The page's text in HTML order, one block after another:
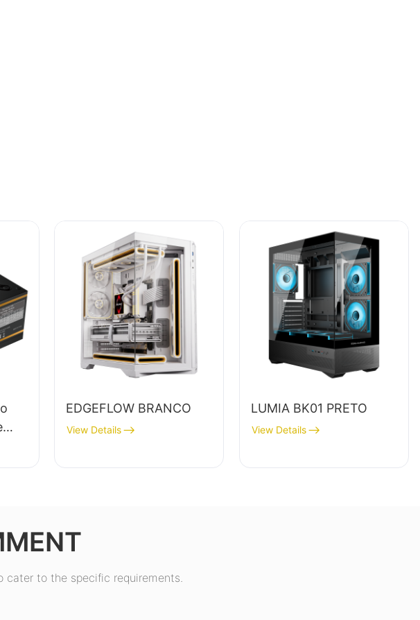
EDGEFLOW BRANCO
View Details
LUMIA BK01 PRETO
View Details
to the specific requirements.